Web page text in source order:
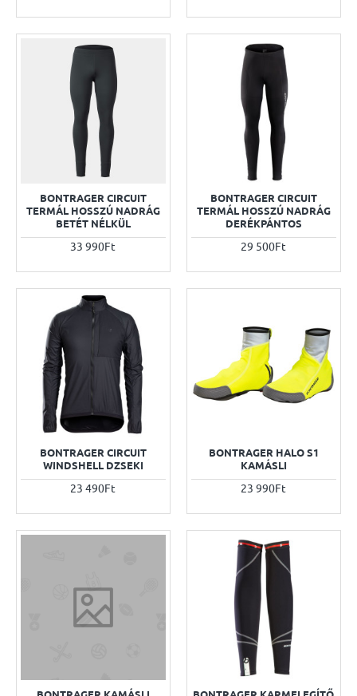
BONTRAGER CIRCUIT
TERMÁL HOSSZÚ NADRÁG
BETÉT NÉLKÜL
33 990Ft
BONTRAGER CIRCUIT
TERMÁL HOSSZÚ NADRÁG
DERÉKPÁNTOS
29 500Ft
BONTRAGER CIRCUIT
WINDSHELL DZSEKI
23 490Ft
BONTRAGER HALO S1
KAMÁSLI
23 990Ft